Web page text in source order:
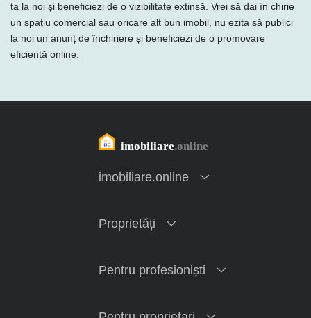
ta la noi și beneficiezi de o vizibilitate extinsă. Vrei să dai în chirie
un spațiu comercial sau oricare alt bun imobil, nu ezita să publici
la noi un anunț de închiriere și beneficiezi de o promovare
eficientă online.
imobiliare.online
Proprietăți
Pentru profesioniști